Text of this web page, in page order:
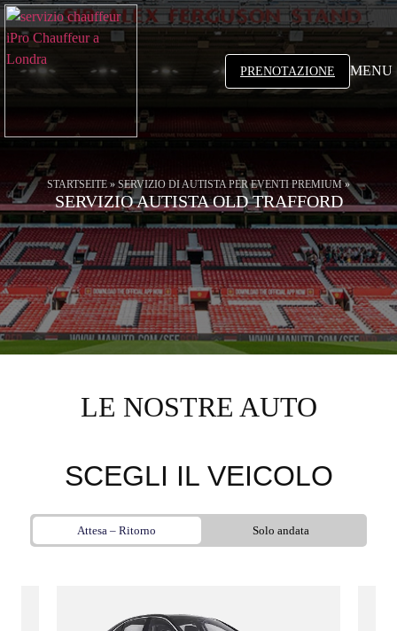
PRENOTAZIONE MENU
STARTSEITE »SERVIZIO DI AUTISTA PER EVENTI PREMIUM»
SERVIZIO AUTISTA OLD TRAFFORD
LE NOSTRE AUTO
SCEGLI IL VEICOLO
Attesa – Ritorno Solo andata